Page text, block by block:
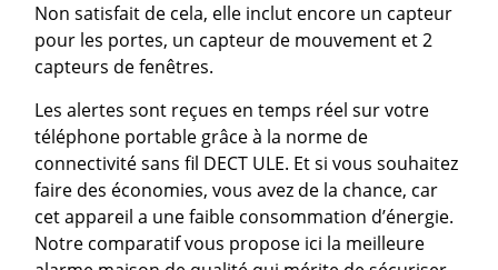
Non satisfait de cela, elle inclut encore un capteur
pour les portes, un capteur de mouvement et 2
capteurs de fenêtres.
Les alertes sont reçues en temps réel sur votre
téléphone portable grâce à la norme de
connectivité sans fil DECT ULE. Et si vous souhaitez
faire des économies, vous avez de la chance, car
cet appareil a une faible consommation d’énergie.
Notre comparatif vous propose ici la meilleure